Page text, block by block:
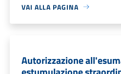
VAI ALLA PAGINA
Autorizzazione